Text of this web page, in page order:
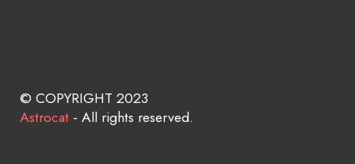
© COPYRIGHT 2023
Astrocat - All rights reserved.